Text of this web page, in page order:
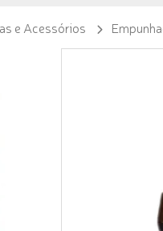
e Acessórios